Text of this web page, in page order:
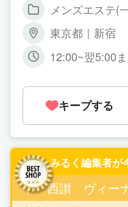
メンズエステ(
東京都｜新宿
12:00~翌5:00
キープする
みるく編集者が
中・西讃 ヴィー